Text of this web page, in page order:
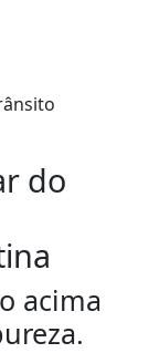
do
acima